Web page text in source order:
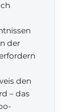
der
den
– das